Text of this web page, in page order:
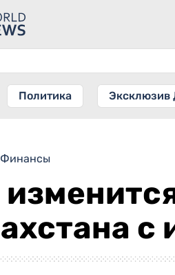
Политика Эксклюзив
Финансы
с